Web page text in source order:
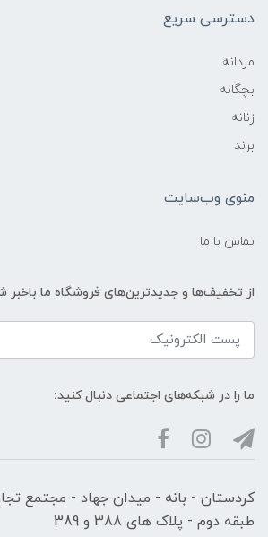
دسترسی سریع
مردانه
بچگانه
زنانه
برند
منوی وب‌سایت
تماس با ما
از تخفیف‌ها و جدیدترین‌های فروشگاه ما باخبر
ما را در شبکه‌های اجتماعی دنبال کنید:
کردستان - بانه - میدان جهاد - مجتمع
طبقه دوم - پلاک های 388 و 389